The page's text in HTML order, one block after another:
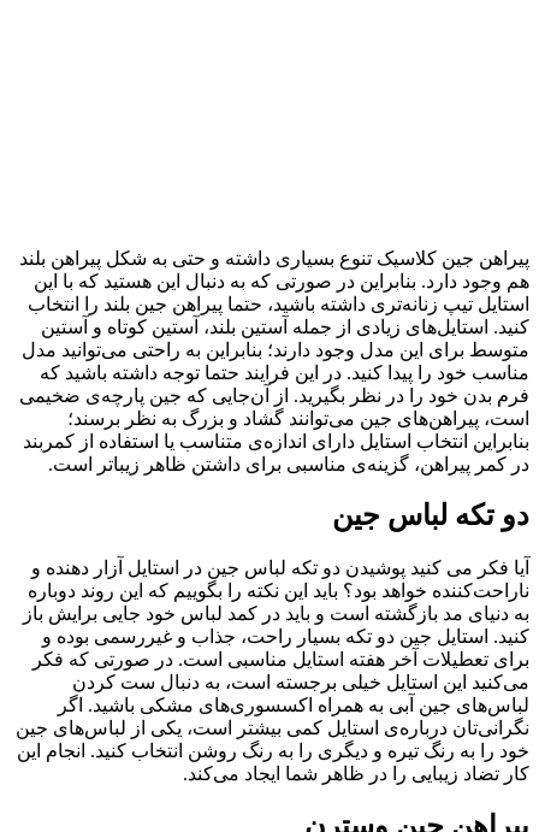
پیراهن جین کلاسیک تنوع بسیاری داشته و حتی به شکل پیراهن بلند
هم وجود دارد. بنابراین در صورتی که به دنبال این هستید که با این
استایل تیپ زنانه‌تری داشته باشید، حتما پیراهن جین بلند را انتخاب
کنید. استایل‌های زیادی از جمله آستین بلند، آستین کوتاه و آستین
متوسط برای این مدل وجود دارند؛ بنابراین به راحتی می‌توانید مدل
مناسب خود را پیدا کنید. در این فرایند حتما توجه داشته باشید که
فرم بدن خود را در نظر بگیرید. از آن‌جایی که جین پارچه‌ی ضخیمی
است، پیراهن‌های جین می‌توانند گشاد و بزرگ به نظر برسند؛
بنابراین انتخاب استایل دارای اندازه‌ی متناسب یا استفاده از کمربند
در کمر پیراهن، گزینه‌ی مناسبی برای داشتن ظاهر زیباتر است.
دو تکه لباس جین
آیا فکر می کنید پوشیدن دو تکه لباس جین در استایل آزار دهنده و
ناراحت‌کننده خواهد بود؟ باید این نکته را بگوییم که این روند دوباره
به دنیای مد بازگشته است و باید در کمد لباس خود جایی برایش باز
کنید. استایل جین دو تکه بسیار راحت، جذاب و غیررسمی بوده و
برای تعطیلات آخر هفته استایل مناسبی است. در صورتی که فکر
می‌کنید این استایل خیلی برجسته است، به دنبال ست کردن
لباس‌های جین آبی به همراه اکسسوری‌های مشکی باشید. اگر
نگرانی‌تان درباره‌ی استایل کمی بیشتر است، یکی از لباس‌های جین
خود را به رنگ تیره و دیگری را به رنگ روشن انتخاب کنید. انجام این
کار تضاد زیبایی را در ظاهر شما ایجاد می‌کند.